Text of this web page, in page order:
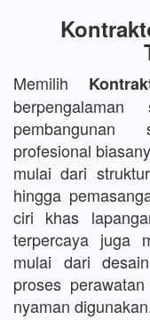
Memilih
profesional
mulai dari
hingga
ciri khas
terpercaya juga
mulai dari
proses
nyaman